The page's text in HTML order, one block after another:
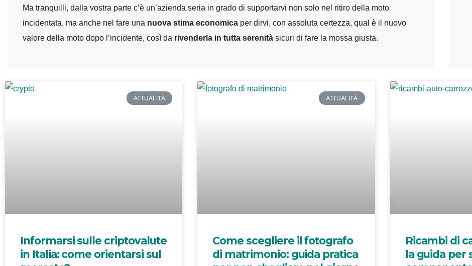
Ma tranquilli, dalla vostra parte c’è un’azienda seria in grado di supportarvi non solo nel ritiro della moto
incidentata, ma anche nel fare una nuova stima economica per dirvi, con assoluta certezza, qual è il nuovo
valore della moto dopo l’incidente, così da rivenderla in tutta serenità sicuri di fare la mossa giusta.
ATTUALITÀ
Informarsi sulle criptovalute
in Italia: come orientarsi sul
ATTUALITÀ
Come scegliere il fotografo
di matrimonio: guida pratica
Ricambi di
la guida per